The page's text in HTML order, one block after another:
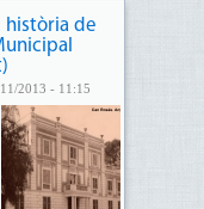
història de
2013 - 11:15